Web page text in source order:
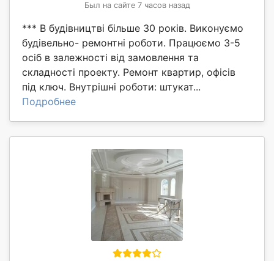
Был на сайте 7 часов назад
*** В будівництві більше 30 років. Виконуємо
будівельно- ремонтні роботи. Працюємо 3-5
осіб в залежності від замовлення та
складності проекту. Ремонт квартир, офісів
під ключ. Внутрішні роботи: штукат...
Подробнее